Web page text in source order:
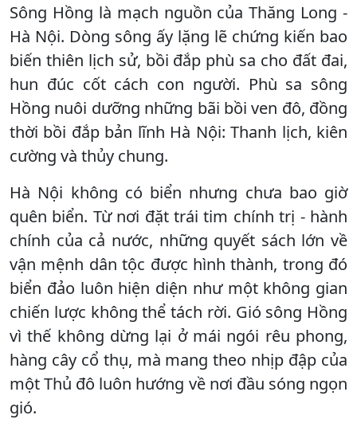
Sông Hồng là mạch nguồn của Thăng Long -
Hà Nội. Dòng sông ấy lặng lẽ chứng kiến bao
biến thiên lịch sử, bồi đắp phù sa cho đất đai,
hun đúc cốt cách con người. Phù sa sông
Hồng nuôi dưỡng những bãi bồi ven đô, đồng
thời bồi đắp bản lĩnh Hà Nội: Thanh lịch, kiên
cường và thủy chung.
Hà Nội không có biển nhưng chưa bao giờ
quên biển. Từ nơi đặt trái tim chính trị - hành
chính của cả nước, những quyết sách lớn về
vận mệnh dân tộc được hình thành, trong đó
biển đảo luôn hiện diện như một không gian
chiến lược không thể tách rời. Gió sông Hồng
vì thế không dừng lại ở mái ngói rêu phong,
hàng cây cổ thụ, mà mang theo nhịp đập của
một Thủ đô luôn hướng về nơi đầu sóng ngọn
gió.